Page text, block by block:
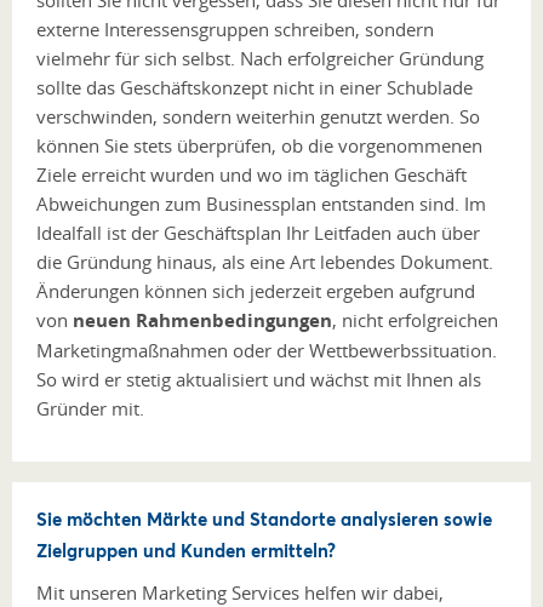
externe Interessensgruppen schreiben, sondern
vielmehr für sich selbst. Nach erfolgreicher Gründung
sollte das Geschäftskonzept nicht in einer Schublade
verschwinden, sondern weiterhin genutzt werden. So
können Sie stets überprüfen, ob die vorgenommenen
Ziele erreicht wurden und wo im täglichen Geschäft
Abweichungen zum Businessplan entstanden sind. Im
Idealfall ist der Geschäftsplan Ihr Leitfaden auch über
die Gründung hinaus, als eine Art lebendes Dokument.
Änderungen können sich jederzeit ergeben aufgrund
von neuen Rahmenbedingungen, nicht erfolgreichen
Marketingmaßnahmen oder der Wettbewerbssituation.
So wird er stetig aktualisiert und wächst mit Ihnen als
Gründer mit.
Sie möchten Märkte und Standorte analysieren sowie
Zielgruppen und Kunden ermitteln?
Mit unseren Marketing Services helfen wir dabei,